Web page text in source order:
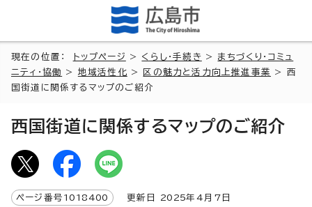
現在の位置： トップページ > くらし・手続き > まちづくり・コミュ
ニティ・協働
> 地域活性化 > 区の魅力と活力向上推進事業
> 西
国街道に関係するマップのご紹介
西国街道に関係するマップのご紹介
ページ番号 1018400 更新日 2025年4月7日